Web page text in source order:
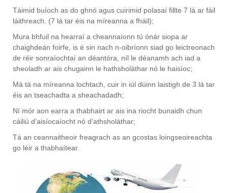
Táimid buíoch as do ghnó agus cuirimid polasaí fillte 7 lá ar fáil
láithreach. (7 lá tar éis na míreanna a fháil);
Mura bhfuil na hearraí a cheannaíonn tú ónár siopa ar
chaighdeán foirfe, is é sin nach n-oibríonn siad go leictreonach
de réir sonraíochtaí an déantóra, níl le déanamh ach iad a
sheoladh ar ais chugainn le hathsholáthar nó le haisíoc;
Má tá na míreanna lochtach, cuir in iúl dúinn laistigh de 3 lá tar
éis an tseachadta a sheachadadh;
Ní mór aon earra a thabhairt ar ais ina riocht bunaidh chun
cáiliú d’aisíocaíocht nó d’athsholáthar;
Tá an ceannaitheoir freagrach as an gcostas loingseoireachta
go léir a thabhaítear.